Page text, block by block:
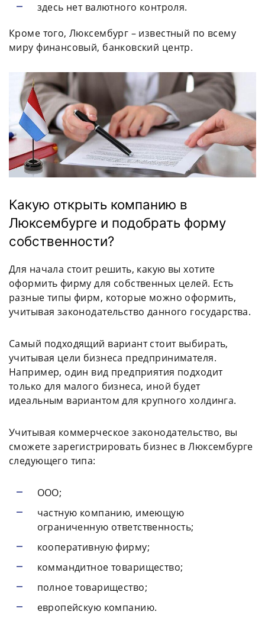
здесь нет валютного контроля.
Кроме того, Люксембург – известный по всему
миру финансовый, банковский центр.
Какую открыть компанию в
Люксембурге и подобрать форму
собственности?
Для начала стоит решить, какую вы хотите
оформить фирму для собственных целей. Есть
разные типы фирм, которые можно оформить,
учитывая законодательство данного государства.
Самый подходящий вариант стоит выбирать,
учитывая цели бизнеса предпринимателя.
Например, один вид предприятия подходит
только для малого бизнеса, иной будет
идеальным вариантом для крупного холдинга.
Учитывая коммерческое законодательство, вы
сможете зарегистрировать бизнес в Люксембурге
следующего типа:
ООО;
частную компанию, имеющую
ограниченную ответственность;
кооперативную фирму;
коммандитное товарищество;
полное товарищество;
европейскую компанию.